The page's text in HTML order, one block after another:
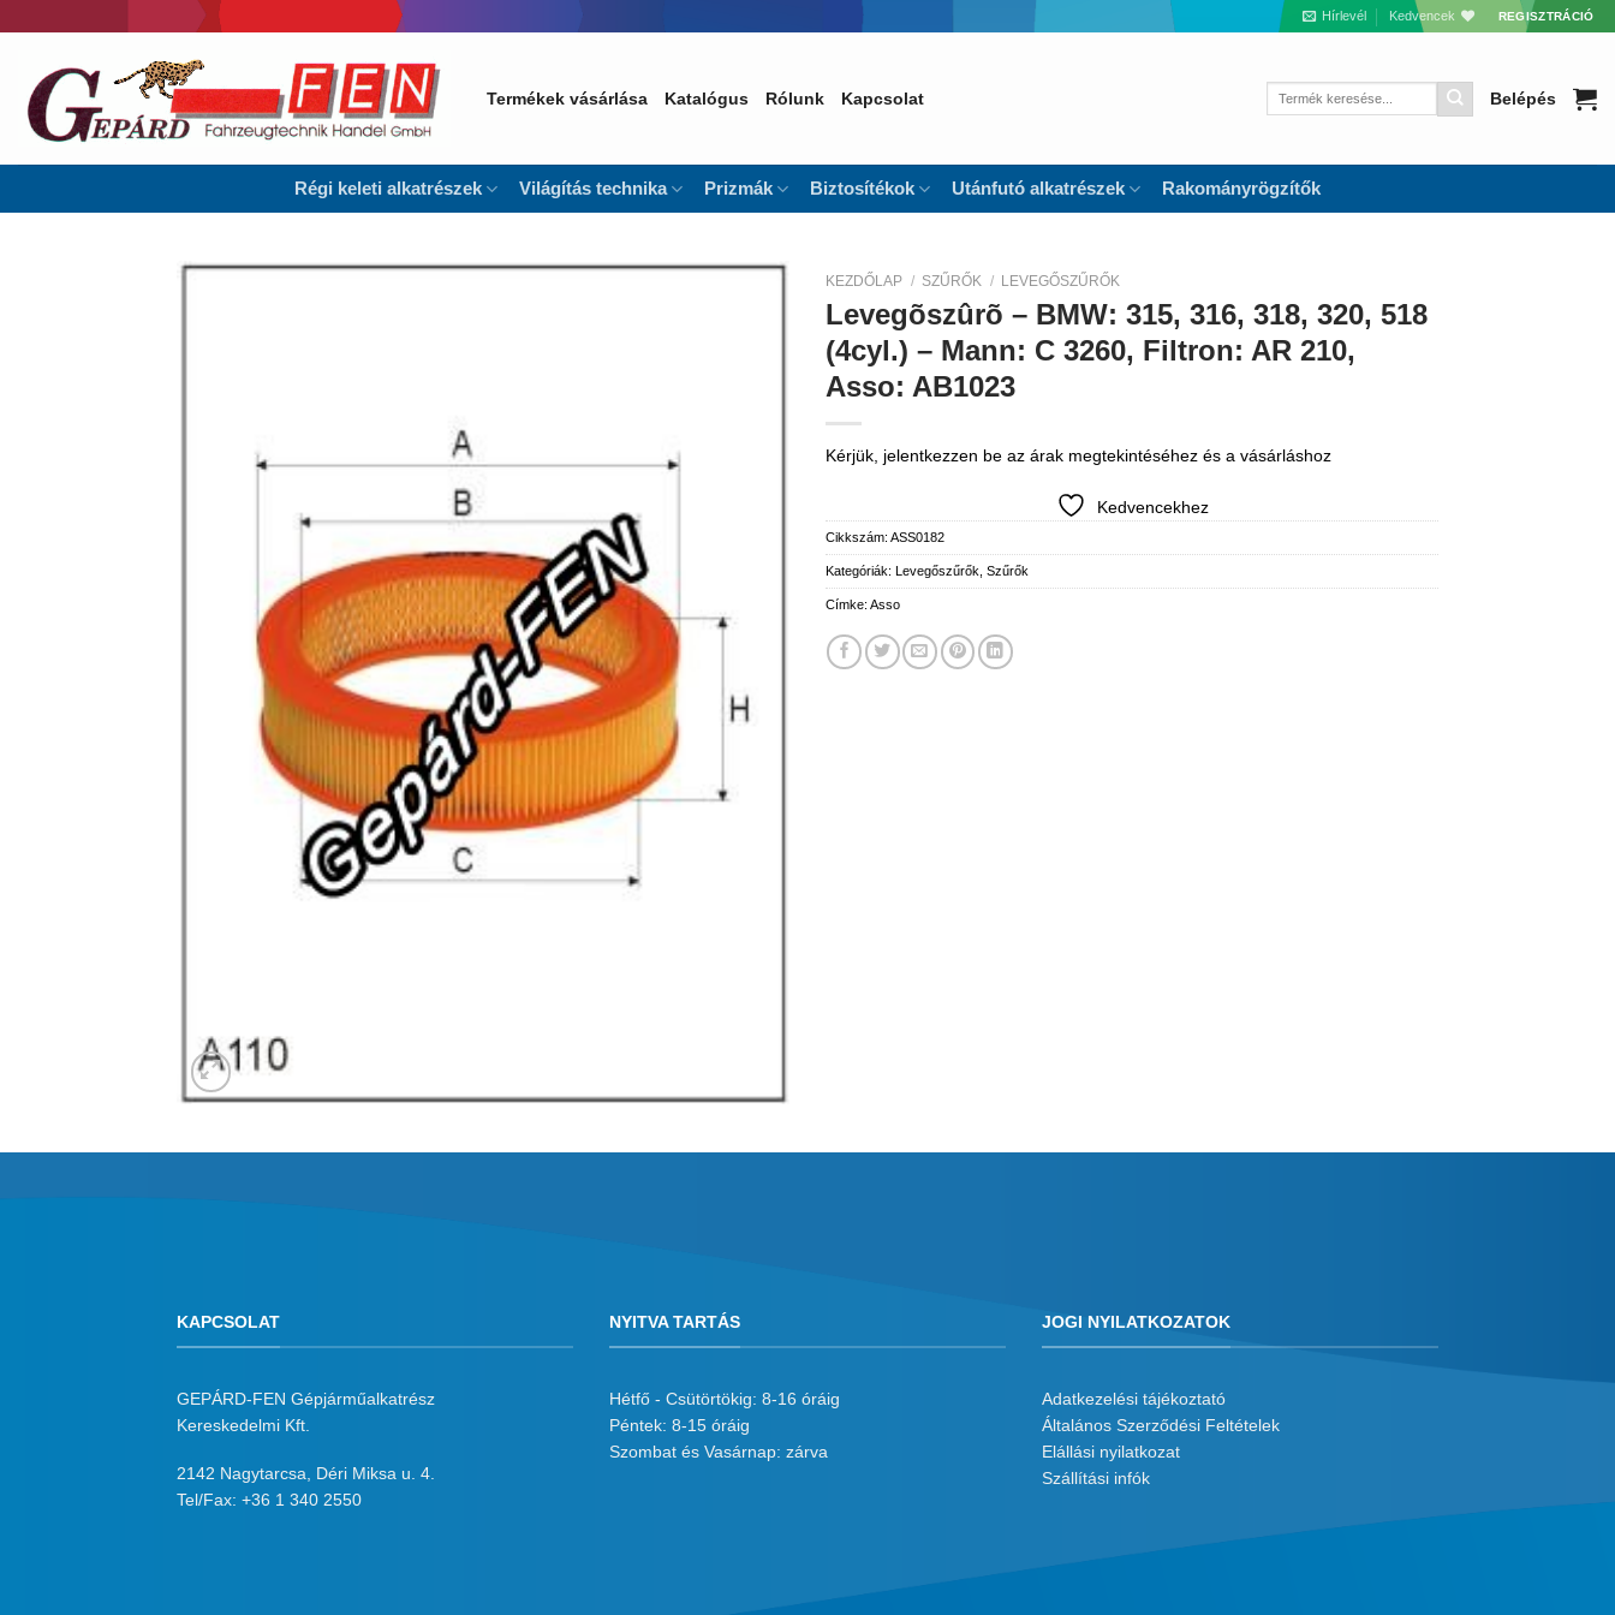
to
Hírlevél Kedvencek REGISZTRÁCIÓ
Termékek vásárlása Katalógus Rólunk Kapcsolat
Keresés
Belépés
Régi keleti alkatrészek Világítás technika Prizmák Biztosítékok Utánfutó alkatrészek Rakományrögzítők
KEZDŐLAP / SZŰRŐK / LEVEGŐSZŰRŐK
Levegõszûrõ – BMW: 315, 316, 318, 320, 518
(4cyl.) – Mann: C 3260, Filtron: AR 210,
Asso: AB1023
Kérjük, jelentkezzen be az árak megtekintéséhez és a vásárláshoz
Kedvencekhez
Cikkszám: ASS0182
Kategóriák: Levegőszűrők Szűrők
Címke: Asso
KAPCSOLAT
GEPÁRD-FEN Gépjárműalkatrész
Kereskedelmi Kft.
2142 Nagytarcsa, Déri Miksa u. 4.
Tel/Fax: +36 1 340 2550
NYITVA TARTÁS
Hétfő - Csütörtökig: 8-16 óráig
Péntek: 8-15 óráig
Szombat és Vasárnap: zárva
JOGI NYILATKOZATOK
Adatkezelési tájékoztató
Általános Szerződési Feltételek
Elállási nyilatkozat
Szállítási infók